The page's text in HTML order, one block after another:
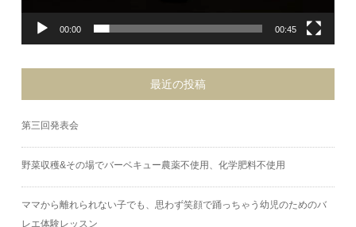
00:00 00:45
最近の投稿
第三回発表会
野菜収穫&その場でバーベキュー農薬不使用、化学肥料不使用
ママから離れられない子でも、思わず笑顔で踊っちゃう幼児のためのバ
レエ体験レッスン